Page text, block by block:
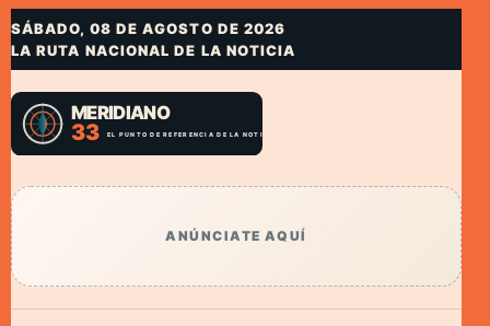
SÁBADO, 08 DE AGOSTO DE 2026
LA RUTA NACIONAL DE LA NOTICIA
ANÚNCIATE AQUÍ